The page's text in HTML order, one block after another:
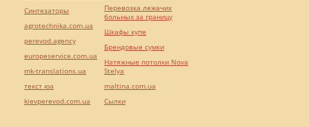
Синтезаторы
agrotechnika.com.ua
perevod.agency
europeservice.com.ua
mk-translations.ua
текст юа
kievperevod.com.ua
Перевозка лежачих
больных за границу
Шкафы купе
Брендовые сумки
Натяжные потолки Nova
Stelya
maltina.com.ua
Cылки